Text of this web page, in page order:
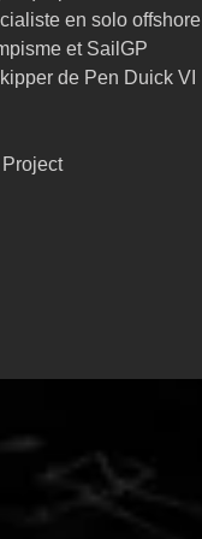
en solo offshore
et SailGP
de Pen Duick VI